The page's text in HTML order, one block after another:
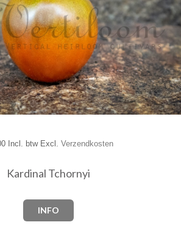
Incl. btw Excl. Verzendkosten
Kardinal Tchornyi
INFO